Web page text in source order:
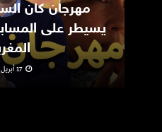
يسيطر على
17 أبريل، 2026